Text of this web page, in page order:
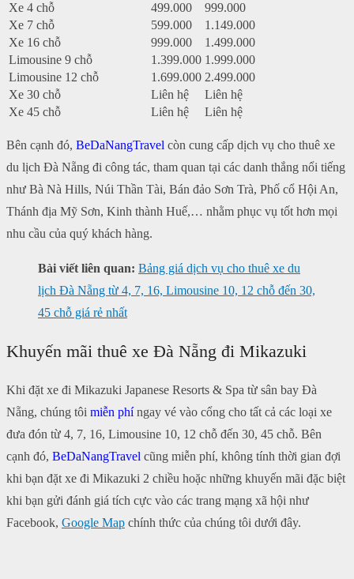
Xe 4 chỗ
499.000
999.000
Xe 7 chỗ
599.000
1.149.000
Xe 16 chỗ
999.000
1.499.000
Limousine 9 chỗ
1.399.000 1.999.000
Limousine 12 chỗ
1.699.000 2.499.000
Xe 30 chỗ
Liên hệ
Liên hệ
Xe 45 chỗ
Liên hệ Liên hệ
Bên cạnh đó, BeDaNangTravel còn cung cấp dịch vụ cho thuê xe
du lịch Đà Nẵng đi công tác, tham quan tại các danh thắng nổi tiếng
như Bà Nà Hills, Núi Thần Tài, Bán đảo Sơn Trà, Phố cổ Hội An,
Thánh địa Mỹ Sơn, Kinh thành Huế,… nhằm phục vụ tốt hơn mọi
nhu cầu của quý khách hàng.
Bài viết liên quan: Bảng giá dịch vụ cho thuê xe du
lịch Đà Nẵng từ 4, 7, 16, Limousine 10, 12 chỗ đến 30,
45 chỗ giá rẻ nhất
Khuyến mãi thuê xe Đà Nẵng đi Mikazuki
Khi đặt xe đi Mikazuki Japanese Resorts & Spa từ sân bay Đà
Nẵng, chúng tôi miễn phíngay vé vào cổng cho tất cả các loại xe
đưa đón từ 4, 7, 16, Limousine 10, 12 chỗ đến 30, 45 chỗ. Bên
cạnh đó, BeDaNangTravel cũng miễn phí, không tính thời gian đợi
khi bạn đặt xe đi Mikazuki 2 chiều hoặc những khuyến mãi đặc biệt
khi bạn gửi đánh giá tích cực vào các trang mạng xã hội như
Facebook, Google Map chính thức của chúng tôi dưới đây.